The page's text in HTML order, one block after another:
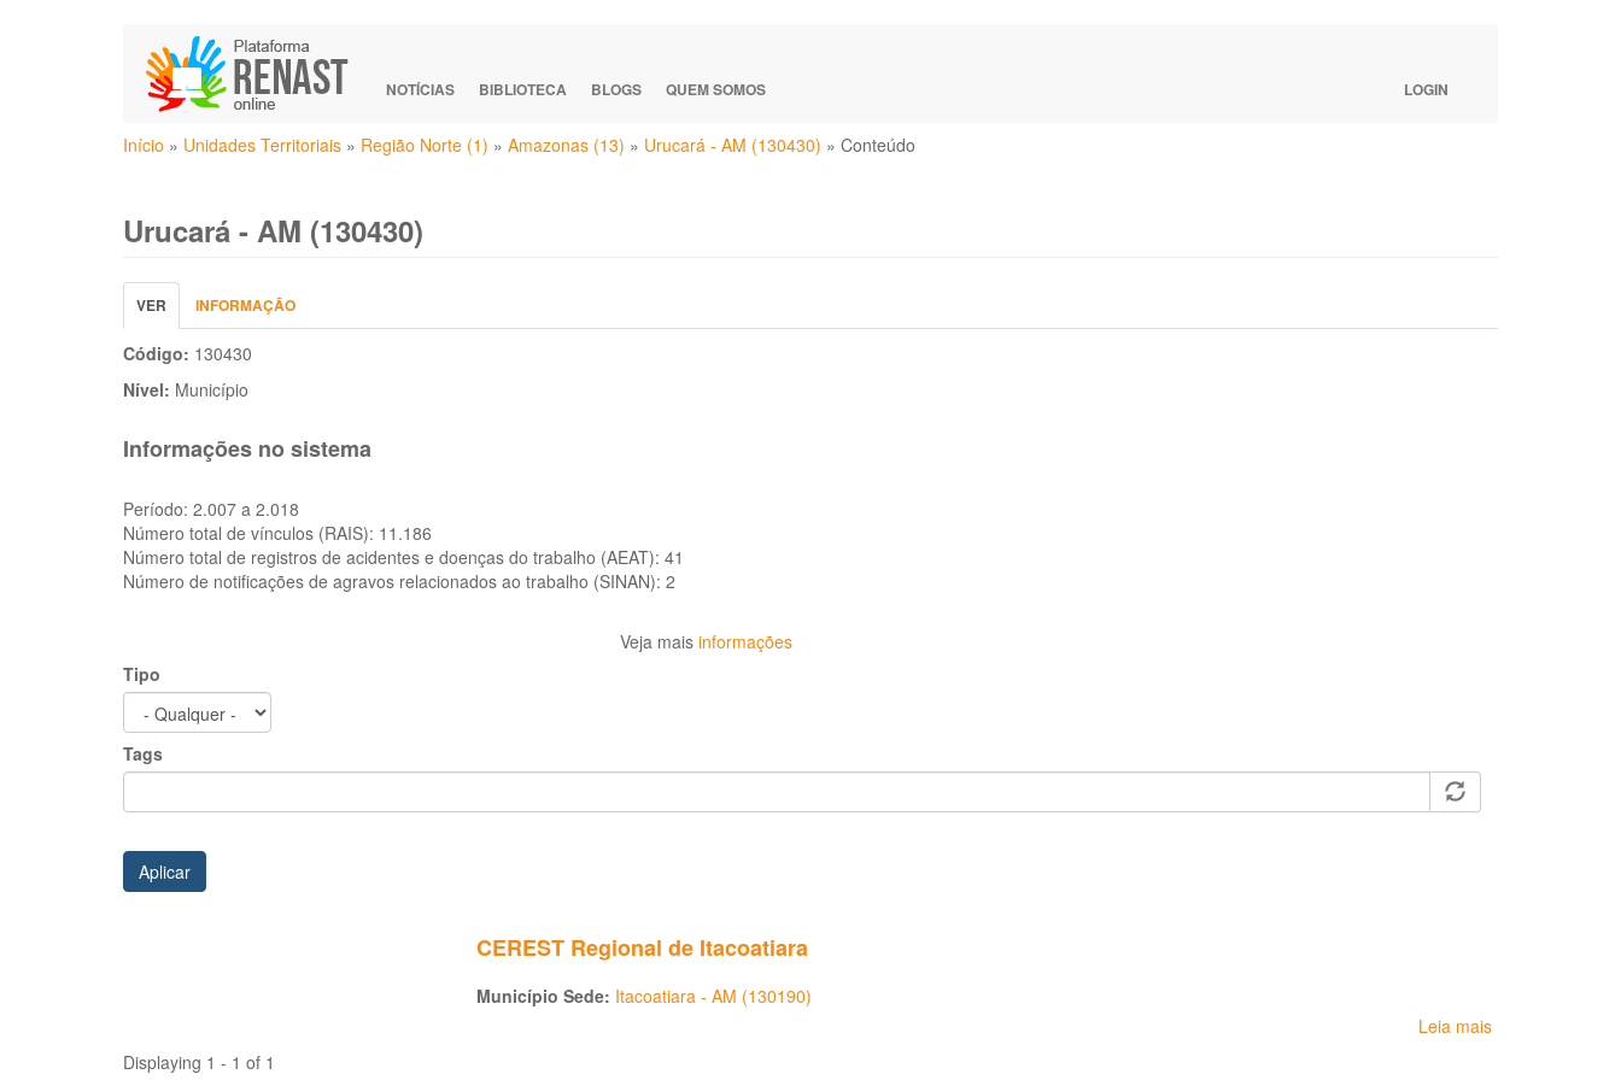
NOTÍCIAS BIBLIOTECA BLOGS QUEM SOMOS LOGIN
Você
Início » Unidades Territoriais » Região Norte (1) » Amazonas (13) » Urucará - AM (130430) » Conteúdo
Urucará - AM (130430)
Abas
primárias
VER (ABA
ATIVA)
INFORMAÇÃO
Código: 130430
Nível: Município
Informações no sistema
Período: 2.007 a 2.018
Número total de vínculos (RAIS): 11.186
Número total de registros de acidentes e doenças do trabalho (AEAT): 41
Número de notificações de agravos relacionados ao trabalho (SINAN): 2
Veja mais informações
Tipo
Tags
Aplicar
CEREST Regional de Itacoatiara
Município Sede: Itacoatiara - AM (130190)
Leia mais
Displaying 1 - 1 of 1